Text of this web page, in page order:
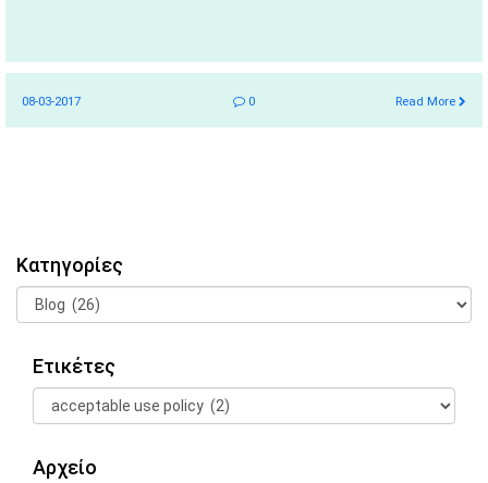
08-03-2017 0 Read More
Κατηγορίες
Ετικέτες
Αρχείο